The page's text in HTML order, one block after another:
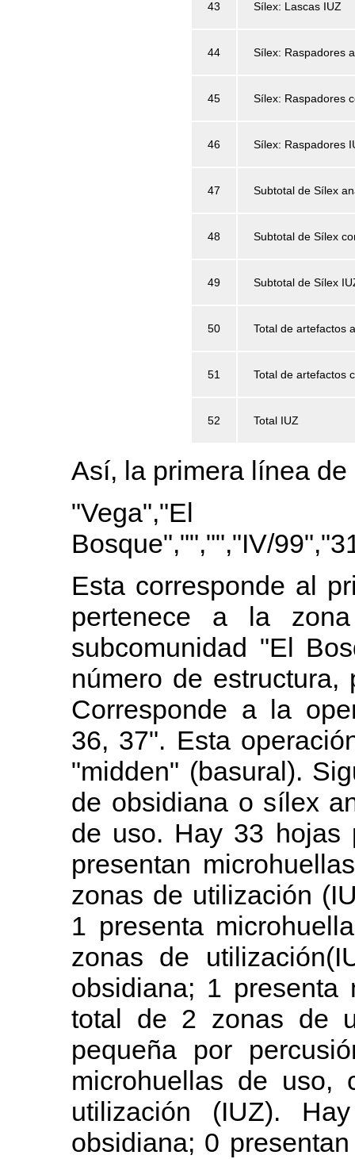
43 Sílex: Lascas IUZ
44 Sílex: Raspadores
45 Sílex: Raspadores
46 Sílex: Raspadores
47 Subtotal de Sílex
48 Subtotal de Sílex
49 Subtotal de Sílex
50 Total de artefactos
51 Total de artefactos
52 Total IUZ
Así, la primera línea
"Vega","El
Bosque","","","IV/
Esta corresponde al
pertenece a la
subcomunidad "El
número de estructura,
Corresponde a la
36, 37". Esta
"midden" (basural).
de obsidiana o sílex
de uso. Hay 33 hojas
presentan
zonas de utilización
1 presenta
zonas de
obsidiana; 1
total de 2 zonas de
pequeña por
microhuellas de
utilización (IUZ).
obsidiana; 0